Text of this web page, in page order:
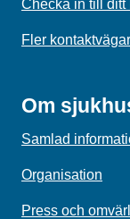
Checka in till ditt
Fler kontaktvägar
Om
Samlad
Organisation
Press och